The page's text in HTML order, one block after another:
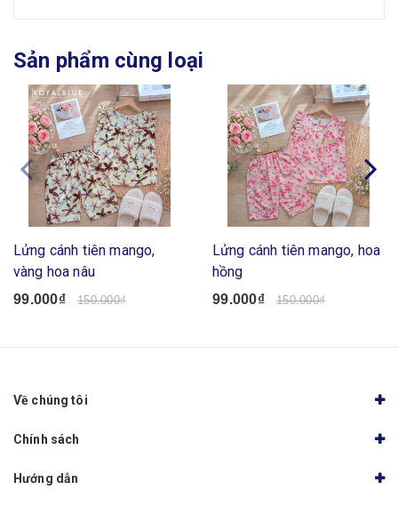
Sản phẩm cùng loại
Lửng cánh tiên mango,
vàng hoa nâu
99.000₫ 150.000₫
Lửng cánh tiên mango, hoa
hồng
99.000₫ 150.000₫
Về chúng tôi
Chính sách
Hướng dẫn